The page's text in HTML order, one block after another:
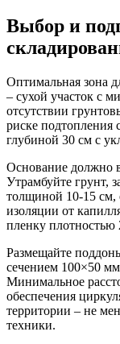
Выбор и
Оптимальная зона
– сухой участок с
отсутствии
риске подтопления
глубиной 30 см с
Основание должно
Утрамбуйте грунт,
толщиной 10-15 см,
изоляции от
пленку
Размещайте
сечением 100×50
Минимальное
обеспечения
территории – не
техники.